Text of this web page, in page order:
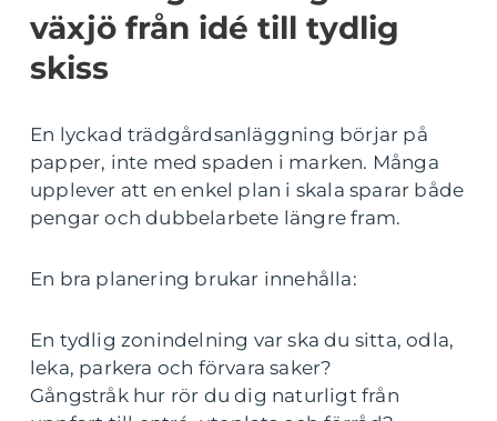
växjö från idé till tydlig
skiss
En lyckad trädgårdsanläggning börjar på
papper, inte med spaden i marken. Många
upplever att en enkel plan i skala sparar både
pengar och dubbelarbete längre fram.
En bra planering brukar innehålla:
En tydlig zonindelning var ska du sitta, odla,
leka, parkera och förvara saker?
Gångstråk hur rör du dig naturligt från